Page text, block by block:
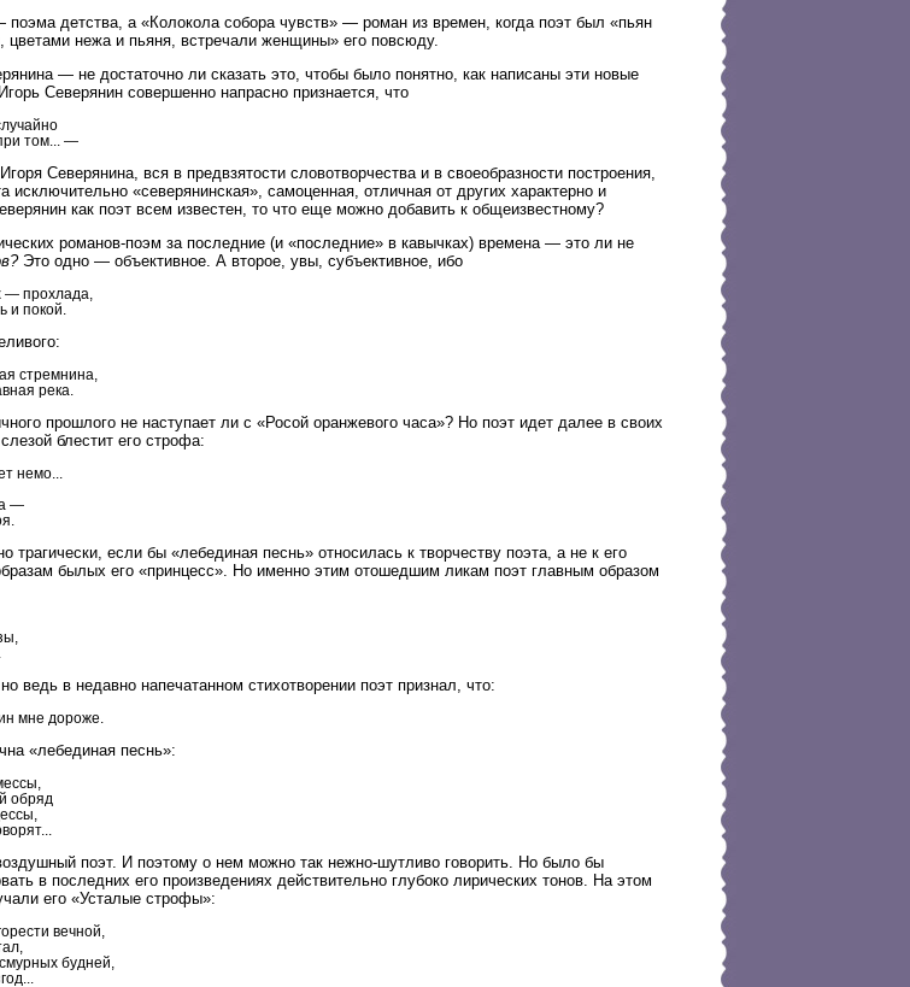
поэма детства, а «Колокола собора чувств» — роман из времен, когда поэт был «пьян
цветами нежа и пьяня, встречали женщины» его повсюду.
— не достаточно ли сказать это, чтобы было понятно, как написаны эти новые
Северянин совершенно напрасно признается, что
том... —
Северянина, вся в предвзятости словотворчества и в своеобразности построения,
«северянинская», самоценная, отличная от других характерно и
как поэт всем известен, то что еще можно добавить к общеизвестному?
романов-поэм за последние (и «последние» в кавычках) времена — это ли не
Это одно — объективное. А второе, увы, субъективное, ибо
— прохлада,
и покой.
стремнина,
река.
прошлого не наступает ли с «Росой оранжевого часа»? Но поэт идет далее в своих
блестит его строфа:
немо...
—
трагически, если бы «лебединая песнь» относилась к творчеству поэта, а не к его
былых его «принцесс». Но именно этим отошедшим ликам поэт главным образом
ведь в недавно напечатанном стихотворении поэт признал, что:
мне дороже.
«лебединая песнь»:
обряд
поэт. И поэтому о нем можно так нежно-шутливо говорить. Но было бы
в последних его произведениях действительно глубоко лирических тонов. На этом
его «Усталые строфы»:
вечной,
будней,